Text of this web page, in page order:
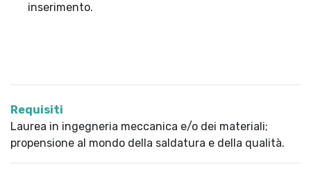
inserimento.
Requisiti
Laurea in ingegneria meccanica e/o dei materiali;
propensione al mondo della saldatura e della qualità.